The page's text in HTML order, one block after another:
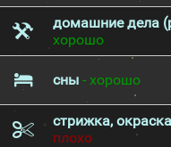
домашние дела
хорошо
сны - хорошо
стрижка,
плохо